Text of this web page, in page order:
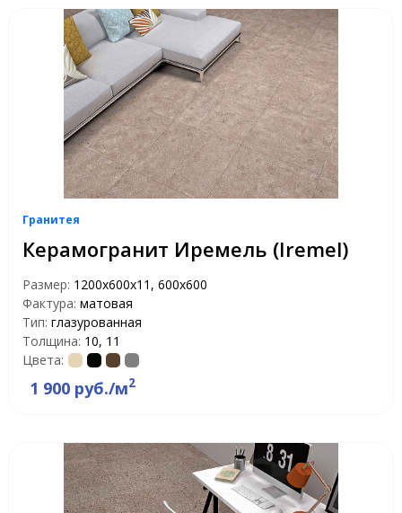
Гранитея
Керамогранит Иремель (Iremel)
Размер: 1200х600х11, 600х600
Фактура: матовая
Тип: глазурованная
Толщина: 10, 11
Цвета:
1 900 руб./м2